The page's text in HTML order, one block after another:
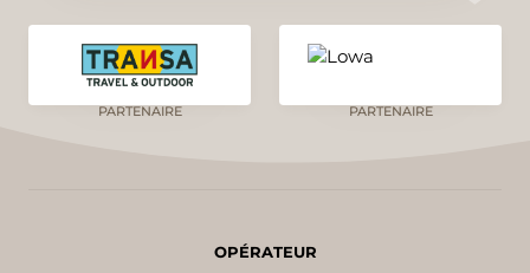
PARTENAIRE PARTENAIRE
OPÉRATEUR